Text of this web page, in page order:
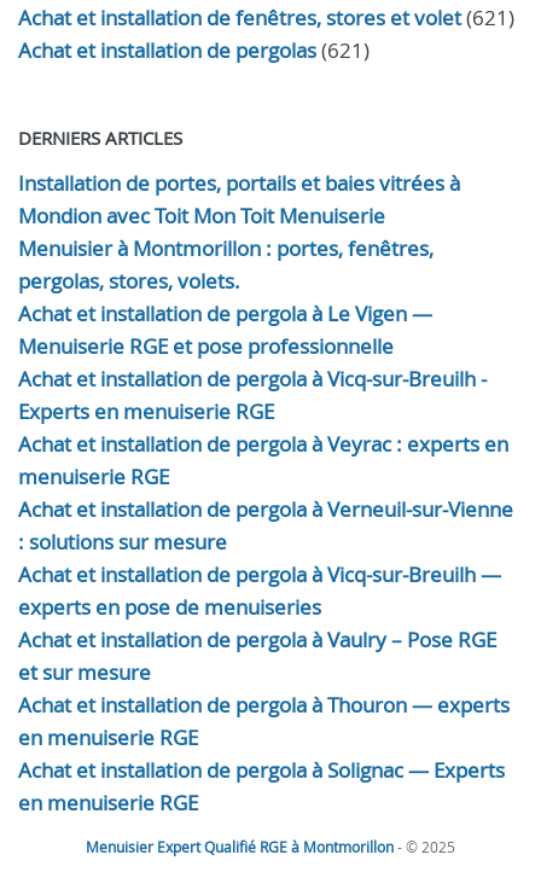
Achat et installation de fenêtres, stores et volet(621)
Achat et installation de pergolas(621)
DERNIERS ARTICLES
Installation de portes, portails et baies vitrées à
Mondion avec Toit Mon Toit Menuiserie
Menuisier à Montmorillon : portes, fenêtres,
pergolas, stores, volets.
Achat et installation de pergola à Le Vigen —
Menuiserie RGE et pose professionnelle
Achat et installation de pergola à Vicq-sur-Breuilh -
Experts en menuiserie RGE
Achat et installation de pergola à Veyrac : experts en
menuiserie RGE
Achat et installation de pergola à Verneuil-sur-Vienne
: solutions sur mesure
Achat et installation de pergola à Vicq-sur-Breuilh —
experts en pose de menuiseries
Achat et installation de pergola à Vaulry – Pose RGE
et sur mesure
Achat et installation de pergola à Thouron — experts
en menuiserie RGE
Achat et installation de pergola à Solignac — Experts
en menuiserie RGE
Menuisier Expert Qualifié RGE à Montmorillon- © 2025